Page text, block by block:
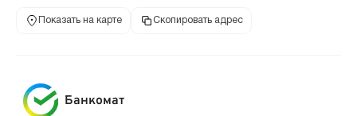
Показать на карте Скопировать адрес
Банкомат